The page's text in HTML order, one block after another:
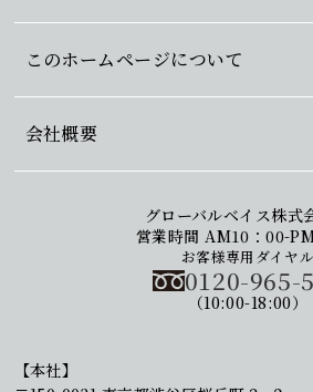
このホームページについて
会社概要
グローバルベイス株式
営業時間 AM10：00-
お客様専用ダイヤル
0120-965-
（10:00-18:00）
【本社】